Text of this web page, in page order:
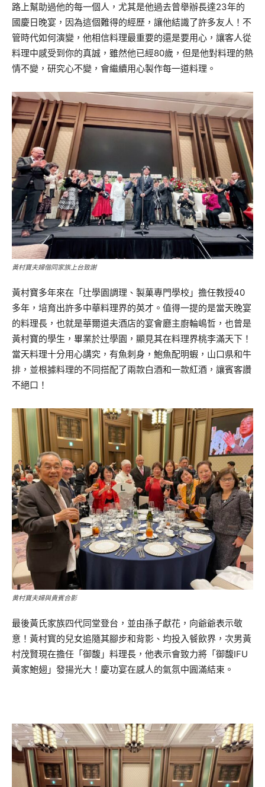
路上幫助過他的每一個人，尤其是他過去曾舉辦長達23年的
國慶日晚宴，因為這個難得的經歷，讓他結識了許多友人！不
管時代如何演變，他相信料理最重要的還是要用心，讓客人從
料理中感受到你的真誠，雖然他已經80歲，但是他對料理的熱
情不變，研究心不變，會繼續用心製作每一道料理。
黃村寶夫婦偕同家族上台致謝
黃村寶多年來在「辻學園調理、製菓專門學校」擔任教授40
多年，培育出許多中華料理界的英才。值得一提的是當天晚宴
的料理長，也就是華爾道夫酒店的宴會廳主廚輪嶋哲，也曾是
黃村寶的學生，畢業於辻學園，顯見其在料理界桃李滿天下！
當天料理十分用心講究，有魚刺身，鮑魚配明蝦，山口県和牛
排，並根據料理的不同搭配了兩款白酒和一款紅酒，讓賓客讚
不絕口！
黄村寶夫婦與貴賓合影
最後黃氏家族四代同堂登台，並由孫子獻花，向爺爺表示敬
意！黃村寳的兒女追隨其腳步和背影、均投入餐飲界，次男黃
村茂賢現在擔任「御馥」料理長，他表示會致力將「御馥IFU
黃家鮑翅」發揚光大！慶功宴在感人的氣氛中圓滿結束。